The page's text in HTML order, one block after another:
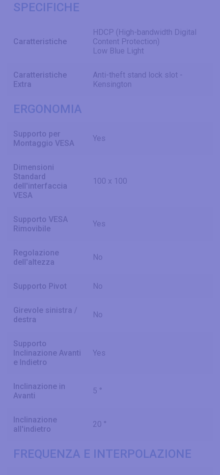
SPECIFICHE
Caratteristiche
HDCP (High-bandwidth Digital
Content Protection)
Low Blue Light
Caratteristiche
Extra
Anti-theft stand lock slot -
Kensington
ERGONOMIA
Supporto per
Montaggio VESA
Yes
Dimensioni
Standard
dell'interfaccia
VESA
100 x 100
Supporto VESA
Rimovibile
Yes
Regolazione
dell'altezza
No
Supporto Pivot No
Girevole sinistra /
destra
No
Supporto
Inclinazione Avanti
e Indietro
Yes
Inclinazione in
Avanti
5 °
Inclinazione
all'indietro
20 °
FREQUENZA E INTERPOLAZIONE